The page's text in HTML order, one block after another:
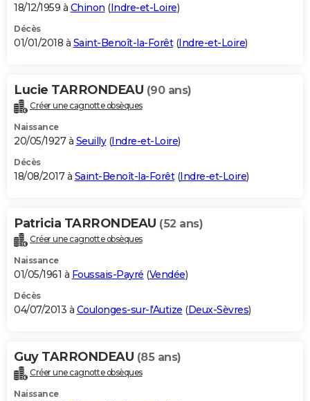
18/12/1959 à Chinon (Indre-et-Loire)
Décès
01/01/2018 à Saint-Benoît-la-Forêt(Indre-et-Loire)
Lucie TARRONDEAU (90 ans)
Créer une cagnotte obsèques
Naissance
20/05/1927 à Seuilly(Indre-et-Loire)
Décès
18/08/2017 à Saint-Benoît-la-Forêt(Indre-et-Loire)
Patricia TARRONDEAU (52 ans)
Créer une cagnotte obsèques
Naissance
01/05/1961 à Foussais-Payré (Vendée)
Décès
04/07/2013 à Coulonges-sur-l'Autize (Deux-Sèvres)
Guy TARRONDEAU (85 ans)
Créer une cagnotte obsèques
Naissance